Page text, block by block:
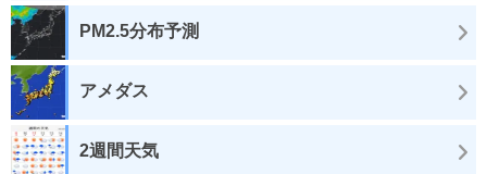
PM2.5分布予測
アメダス
2週間天気